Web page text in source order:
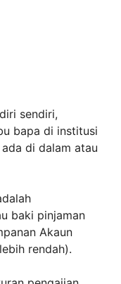
sendiri,
bapa di institusi
di dalam atau
baki pinjaman
Akaun
rendah).